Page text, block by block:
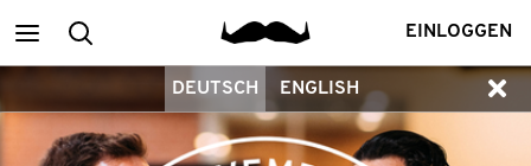
Main
menu
Suchen EINLOGGEN
DEUTSCH ENGLISH